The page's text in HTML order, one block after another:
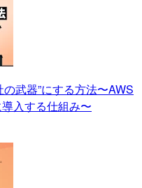
の武器”にする方法〜AWS
入する仕組み〜